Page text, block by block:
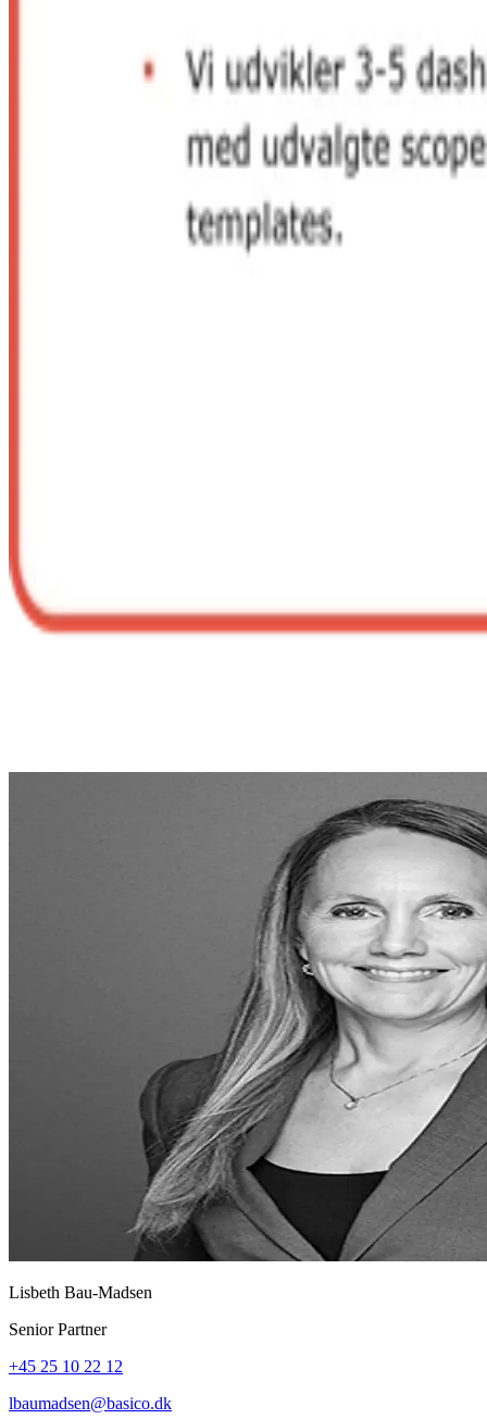
Lisbeth Bau-Madsen
Senior Partner
+45 25 10 22 12
lbaumadsen@basico.dk